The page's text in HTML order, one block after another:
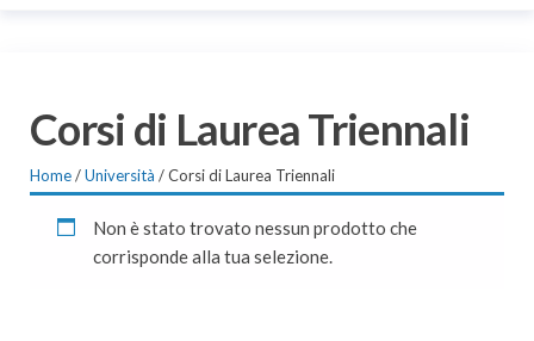
Corsi di Laurea Triennali
Home/Università / Corsi di Laurea Triennali
Non è stato trovato nessun prodotto che
corrisponde alla tua selezione.